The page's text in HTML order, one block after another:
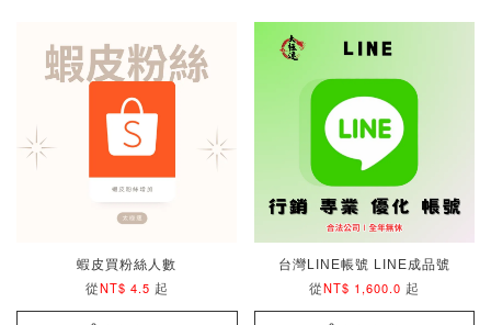
蝦皮買粉絲人數
從NT$ 4.5 起
台灣LINE帳號 LINE成品號
從NT$ 1,600.0 起